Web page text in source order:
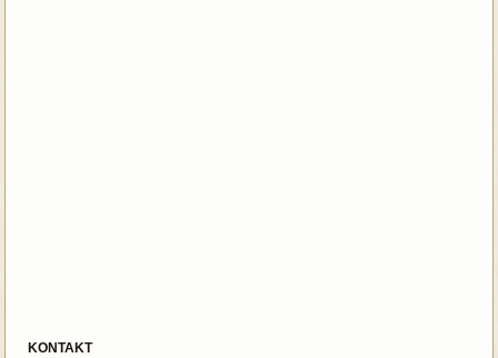
KONTAKT